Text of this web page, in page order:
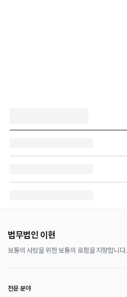
법무법인 이현
보통의 사람을 위한 보통의 로펌을 지향합니다.
전문 분야